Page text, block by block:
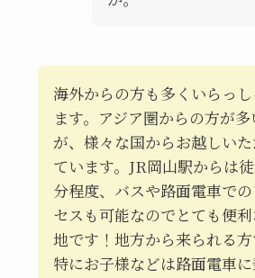
海外からの方も多くいらっ
ます。アジア圏からの方が
が、様々な国からお越しい
ています。JR岡山駅からは
分程度、バスや路面電車での
セスも可能なのでとても便
地です！地方から来られる方
特にお子様などは路面電車に